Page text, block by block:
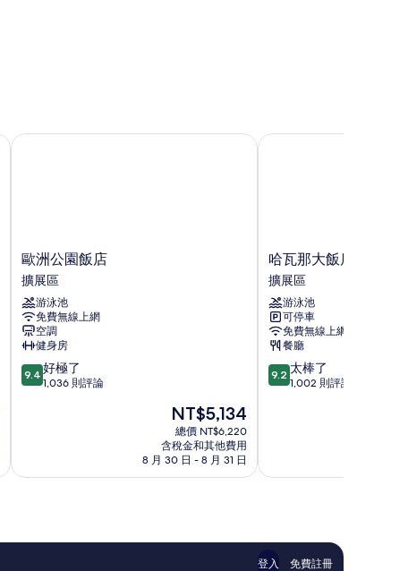
歐
洲
公
園
飯
店
擴
展
區
歐洲公園飯店
擴展區
游泳池
免費無線上網
空調
健身房
9.4
分，
極
評
9.4 好極了
1,036 則評論
現
在
價
格
為
NT$5,134
總價 NT$6,220
含稅金和其他費用
8 月 30 日 - 8 月 31 日
歐洲公園飯店
哈
瓦
那
大
飯
店
by
Escampa
Hotels
哈瓦那大飯店 by
擴展區
游泳池
可停車
免費無線上網
餐廳
9.2
分，
棒
評
論
9.2 太棒了
1,002 則評論
哈瓦那大飯店 by
登入 免費註冊